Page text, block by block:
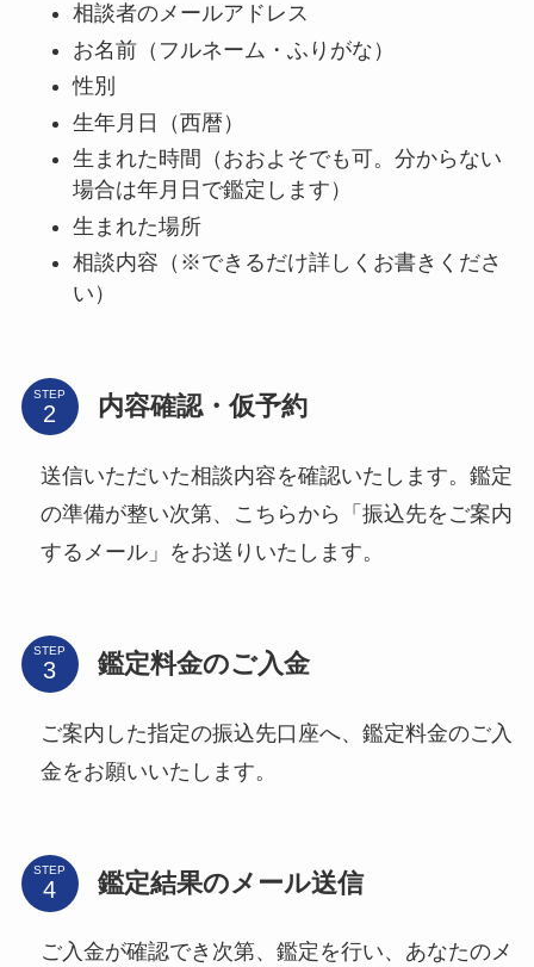
相談者のメールアドレス
お名前（フルネーム・ふりがな）
性別
生年月日（西暦）
生まれた時間（おおよそでも可。分からない
場合は年月日で鑑定します）
生まれた場所
相談内容（※できるだけ詳しくお書きくださ
い）
STEP 内容確認・仮予約
送信いただいた相談内容を確認いたします。鑑定
の準備が整い次第、こちらから「振込先をご案内
するメール」をお送りいたします。
STEP 鑑定料金のご入金
ご案内した指定の振込先口座へ、鑑定料金のご入
金をお願いいたします。
STEP 鑑定結果のメール送信
ご入金が確認でき次第、鑑定を行い、あなたのメ